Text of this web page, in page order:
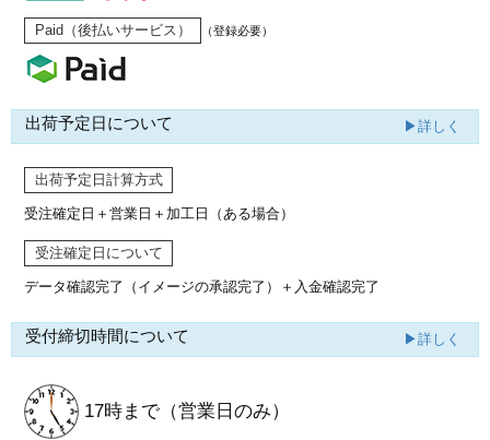
Paid（後払いサービス） （登録必要）
出荷予定日について ▶詳しく
出荷予定日計算方式
受注確定日＋営業日＋加工日（ある場合）
受注確定日について
データ確認完了（イメージの承認完了） ＋入金確認完了
受付締切時間について ▶詳しく
17時まで （営業日のみ）